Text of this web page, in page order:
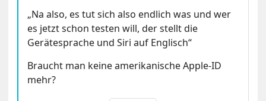
„Na also, es tut sich also endlich was und wer
es jetzt schon testen will, der stellt die
Gerätesprache und Siri auf Englisch“
Braucht man keine amerikanische Apple-ID
mehr?